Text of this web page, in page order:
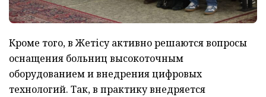
Кроме того, в Жетісу активно решаются вопросы
оснащения больниц высокоточным
оборудованием и внедрения цифровых
технологий. Так, в практику внедряется